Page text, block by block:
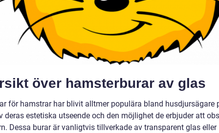
över hamsterburar av glas
för hamstrar har blivit alltmer populära bland husdjursägare
deras estetiska utseende och den möjlighet de erbjuder att
Dessa burar är vanligtvis tillverkade av transparent glas eller